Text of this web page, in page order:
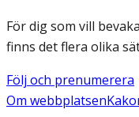
För dig som vill
finns det flera olika
Följ och prenumerera
Om webbplatsen